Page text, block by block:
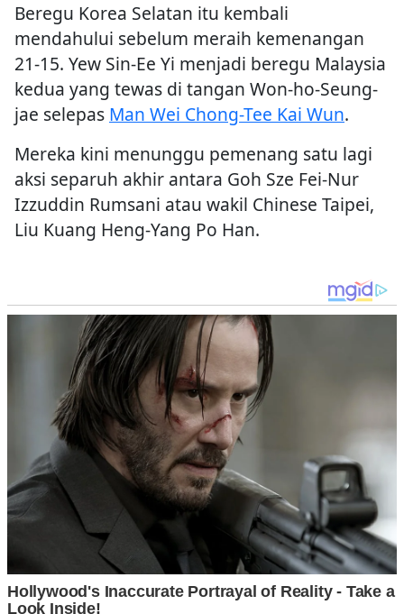
Beregu Korea Selatan itu kembali
mendahului sebelum meraih kemenangan
21-15. Yew Sin-Ee Yi menjadi beregu Malaysia
kedua yang tewas di tangan Won-ho-Seung-
jae selepas Man Wei Chong-Tee Kai Wun.
Mereka kini menunggu pemenang satu lagi
aksi separuh akhir antara Goh Sze Fei-Nur
Izzuddin Rumsani atau wakil Chinese Taipei,
Liu Kuang Heng-Yang Po Han.